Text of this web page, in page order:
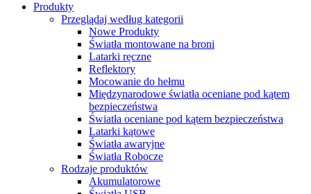
Produkty
Przeglądaj według kategorii
Nowe Produkty
Światła montowane na broni
Latarki ręczne
Reflektory
Mocowanie do hełmu
Międzynarodowe światła oceniane pod kątem
bezpieczeństwa
Światła oceniane pod kątem bezpieczeństwa
Latarki kątowe
Światła awaryjne
Światła Robocze
Rodzaje produktów
Akumulatorowe